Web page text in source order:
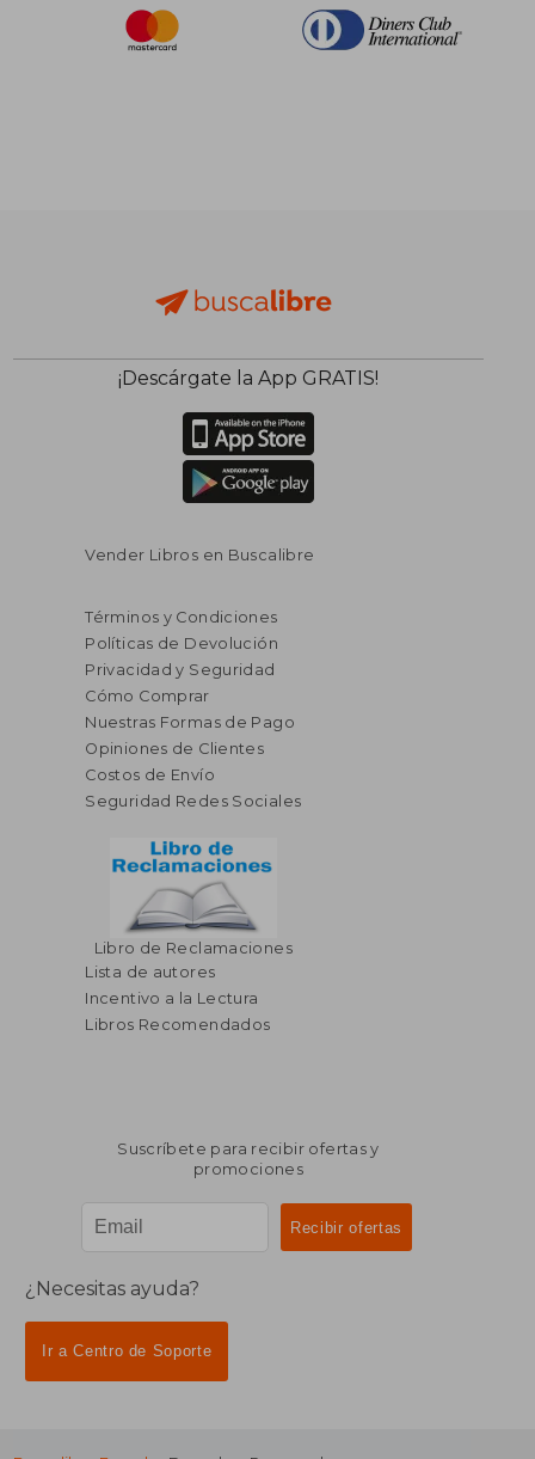
¡Descárgate la App GRATIS!
Vender Libros en Buscalibre
Términos y Condiciones
Políticas de Devolución
Privacidad y Seguridad
Cómo Comprar
Nuestras Formas de Pago
Opiniones de Clientes
Costos de Envío
Seguridad Redes Sociales
Libro de Reclamaciones
Lista de autores
Incentivo a la Lectura
Libros Recomendados
Suscríbete para recibir ofertas y
promociones
¿Necesitas ayuda?
Ir a Centro de Soporte